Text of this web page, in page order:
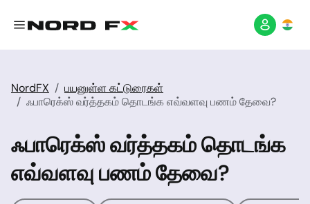
NordFX
பயனுள்ள கட்டுரைகள்
ஃபாரெக்ஸ் வர்த்தகம் தொடங்க எவ்வளவு பணம் தேவை?
ஃபாரெக்ஸ் வர்த்தகம் தொடங்க
எவ்வளவு பணம் தேவை?